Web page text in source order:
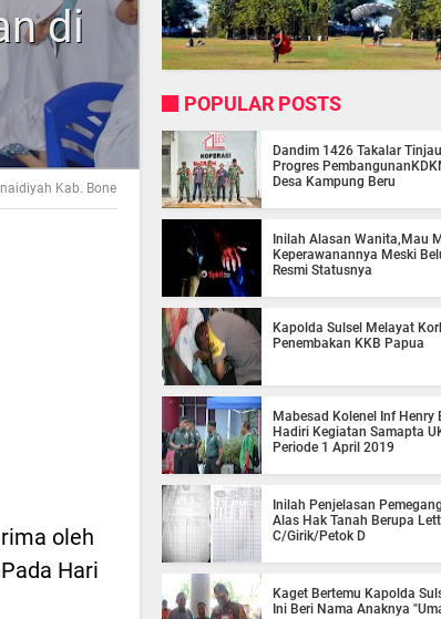
di
Kab. Bone
oleh
Hari
POPULAR POSTS
Dandim 1426 Takalar Tinjau
Progres
Desa Kampung Beru
Inilah Alasan Wanita,Mau
Keperawanannya Meski
Resmi Statusnya
Kapolda Sulsel Melayat
Penembakan KKB Papua
Mabesad Kolenel Inf Henry
Hadiri Kegiatan Samapta
Periode 1 April 2019
Inilah Penjelasan
Alas Hak Tanah Berupa
C/Girik/Petok D
Kaget Bertemu Kapolda
Ini Beri Nama Anaknya